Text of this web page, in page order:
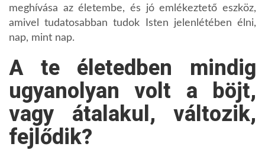
meghívása az életembe, és jó emlékeztető eszköz,
amivel tudatosabban tudok Isten jelenlétében élni,
nap, mint nap.
A te életedben mindig
ugyanolyan volt a böjt,
vagy átalakul, változik,
fejlődik?